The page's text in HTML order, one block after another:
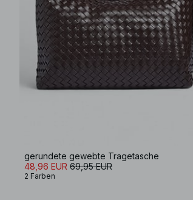
gerundete gewebte Tragetasche
48,96 EUR 69,95 EUR
2 Farben